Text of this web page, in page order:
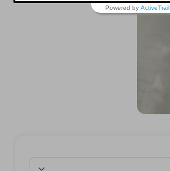
Powered by ActiveTrail